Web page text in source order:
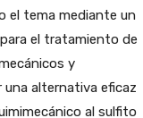
el tema mediante un
el tratamiento de
y
una alternativa eficaz
al sulfito